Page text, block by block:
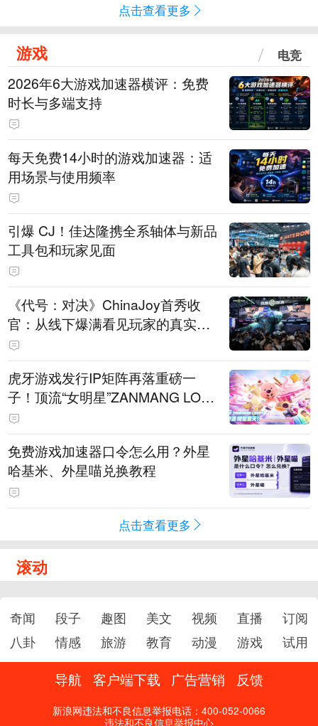
点击查看更多
游戏 电竞
2026年6大游戏加速器横评：免费
时长与多端支持
每天免费14小时的游戏加速器：适
用场景与使用频率
引爆 CJ！佳达隆携全系轴体与新品
工具包和玩家见面
《代号：对决》ChinaJoy首秀收
官：从线下爆满看见玩家的真实期
待
虎牙游戏发行IP矩阵再落重磅一
子！顶流“女明星”ZANMANG LOO
PY 正版3D消除手游《消消奇遇》
惊喜曝光
免费游戏加速器口令怎么用？外星
哈基米、外星喵兑换教程
点击查看更多
滚动
奇闻 段子 趣图 美文 视频 直播
订阅
八卦
情感 旅游 教育 动漫 游戏 试用
导航 客户端下载 广告营销 反馈
新浪网违法和不良信息举报电话：400-052-0066
违法和不良信息举报中心